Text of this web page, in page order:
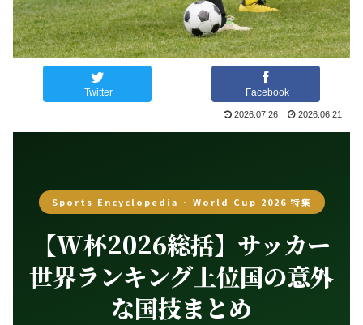
Twitter Facebook
2026.07.26 2026.06.21
Sports Encyclopedia · World Cup 2026 特集
【W杯2026総括】サッカー
世界ランキング上位国の意外
な国技まとめ